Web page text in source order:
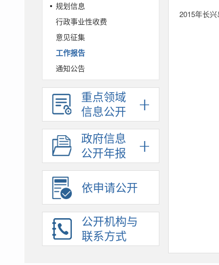
规划信息
行政事业性收费
意见征集
工作报告
通知公告
政府采购
人事信息
统计信息
依法行政
权责清单
建议提案办理
招考录用
助企纾困
重点领域
信息公开
政府信息
公开年报
依申请公开
公开机构与
联系方式
2015年长